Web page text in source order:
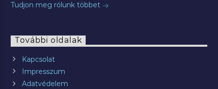
Tudjon meg rólunk többet
További oldalak
Kapcsolat
Impresszum
Adatvédelem